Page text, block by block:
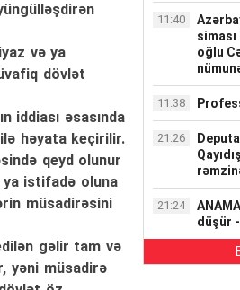
və ya
dövlət
iddiası əsasında
həyata keçirilir.
qeyd olunur
istifadə oluna
müsadirəsini
gəlir tam və
yəni müsadirə
11:40
oğlu
11:38
21:26
21:24
düşür